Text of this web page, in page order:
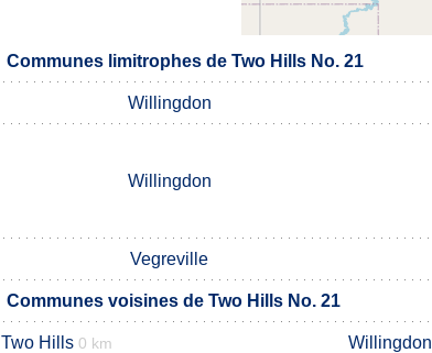
Communes limitrophes de Two Hills No. 21
Willingdon
Willingdon
Vegreville
Communes voisines de Two Hills No. 21
Two Hills 0 km Willingdon